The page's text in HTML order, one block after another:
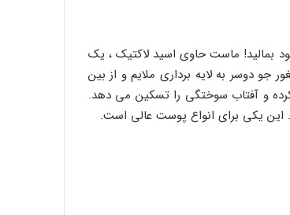
بمالید! ماست حاوی اسید لاکتیک ، یک
دوسر به لایه برداری ملایم و از بین
و آفتاب سوختگی را تسکین می دهد.
یکی برای انواع پوست عالی است.